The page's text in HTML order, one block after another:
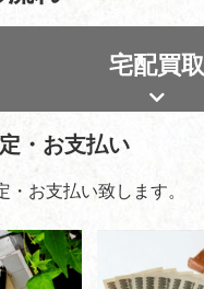
宅配買取
・お支払い
お支払い致します。